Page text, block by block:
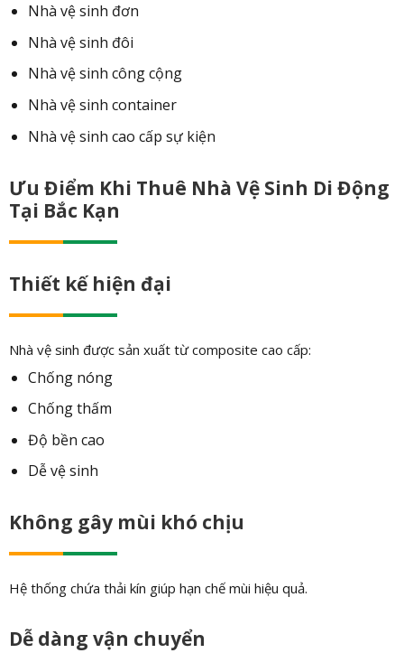
Nhà vệ sinh đơn
Nhà vệ sinh đôi
Nhà vệ sinh công cộng
Nhà vệ sinh container
Nhà vệ sinh cao cấp sự kiện
Ưu Điểm Khi Thuê Nhà Vệ Sinh Di Động
Tại Bắc Kạn
Thiết kế hiện đại
Nhà vệ sinh được sản xuất từ composite cao cấp:
Chống nóng
Chống thấm
Độ bền cao
Dễ vệ sinh
Không gây mùi khó chịu
Hệ thống chứa thải kín giúp hạn chế mùi hiệu quả.
Dễ dàng vận chuyển